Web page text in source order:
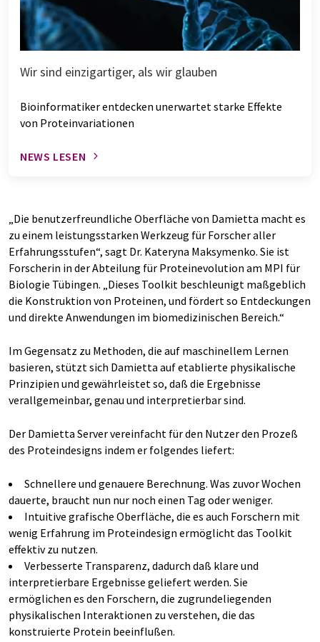
Wir sind einzigartiger, als wir glauben
Bioinformatiker entdecken unerwartet starke Effekte
von Proteinvariationen
NEWS LESEN
„Die benutzerfreundliche Oberfläche von Damietta macht es
zu einem leistungsstarken Werkzeug für Forscher aller
Erfahrungsstufen“, sagt Dr. Kateryna Maksymenko. Sie ist
Forscherin in der Abteilung für Proteinevolution am MPI für
Biologie Tübingen. „Dieses Toolkit beschleunigt maßgeblich
die Konstruktion von Proteinen, und fördert so Entdeckungen
und direkte Anwendungen im biomedizinischen Bereich.“
Im Gegensatz zu Methoden, die auf maschinellem Lernen
basieren, stützt sich Damietta auf etablierte physikalische
Prinzipien und gewährleistet so, daß die Ergebnisse
verallgemeinbar, genau und interpretierbar sind.
Der Damietta Server vereinfacht für den Nutzer den Prozeß
des Proteindesigns indem er folgendes liefert:
Schnellere und genauere Berechnung. Was zuvor Wochen
dauerte, braucht nun nur noch einen Tag oder weniger.
Intuitive grafische Oberfläche, die es auch Forschern mit
wenig Erfahrung im Proteindesign ermöglicht das Toolkit
effektiv zu nutzen.
Verbesserte Transparenz, dadurch daß klare und
interpretierbare Ergebnisse geliefert werden. Sie
ermöglichen es den Forschern, die zugrundeliegenden
physikalischen Interaktionen zu verstehen, die das
konstruierte Protein beeinflußen.